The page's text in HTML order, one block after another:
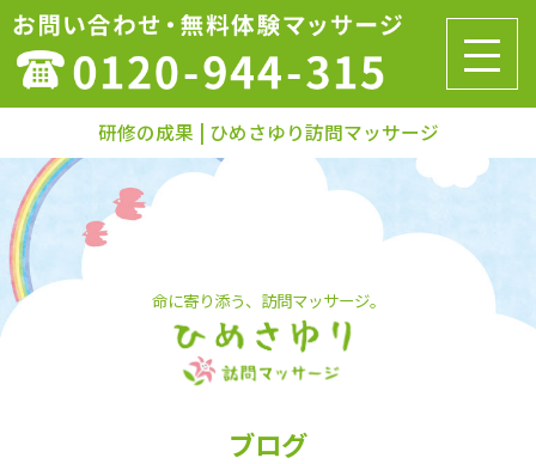
研修の成果 | ひめさゆり訪問マッサージ
命に寄り添う、訪問マッサージ。
ブログ